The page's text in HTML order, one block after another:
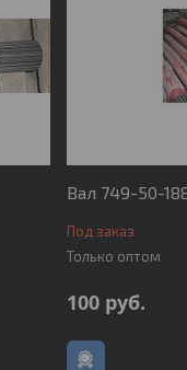
Вал 749-50-
Под заказ
Только оптом
100 руб.